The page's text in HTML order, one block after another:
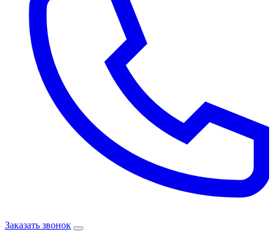
Заказать звонок